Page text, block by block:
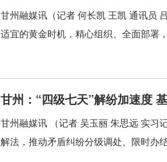
甘州融媒讯（记者 何长凯 王凯 通讯员
适宜的黄金时机，精心组织、全面部署
甘州：“四级七天”解纷加速度
甘州融媒讯 （记者 吴玉丽 朱思远 实习
解法，推动矛盾纠纷分级调处、限时办